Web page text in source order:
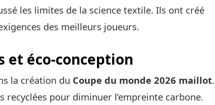
les limites de la science textile. Ils ont créé
des meilleurs joueurs.
et éco-conception
la création du Coupe du monde 2026 maillot.
recyclées pour diminuer l’empreinte carbone.